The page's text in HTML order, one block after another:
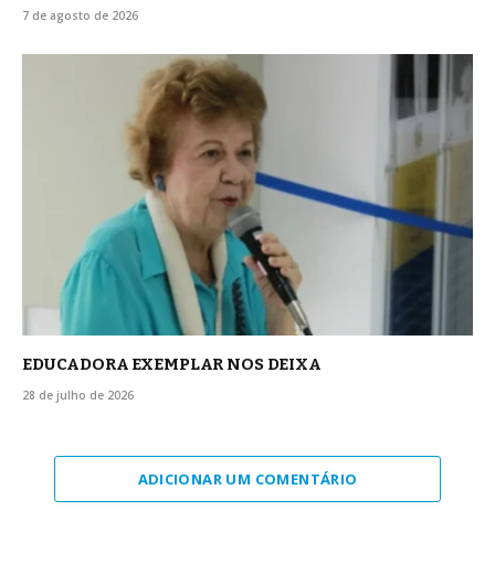
7 de agosto de 2026
EDUCADORA EXEMPLAR NOS DEIXA
28 de julho de 2026
ADICIONAR UM COMENTÁRIO